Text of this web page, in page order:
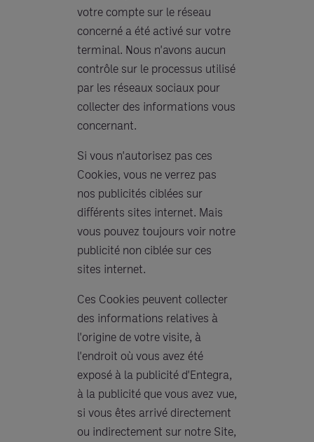
votre compte sur le réseau
concerné a été activé sur votre
terminal. Nous n'avons aucun
contrôle sur le processus utilisé
par les réseaux sociaux pour
collecter des informations vous
concernant.
Si vous n'autorisez pas ces
Cookies, vous ne verrez pas
nos publicités ciblées sur
différents sites internet. Mais
vous pouvez toujours voir notre
publicité non ciblée sur ces
sites internet.
Ces Cookies peuvent collecter
des informations relatives à
l'origine de votre visite, à
l'endroit où vous avez été
exposé à la publicité d'Entegra,
à la publicité que vous avez vue,
si vous êtes arrivé directement
ou indirectement sur notre Site,